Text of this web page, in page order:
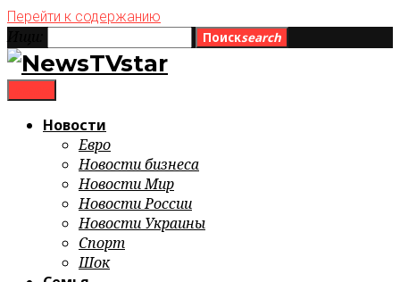
Перейти к содержанию
Поискsearch
Новости
Евро
Новости бизнеса
Новости Мир
Новости России
Новости Украины
Спорт
Шок